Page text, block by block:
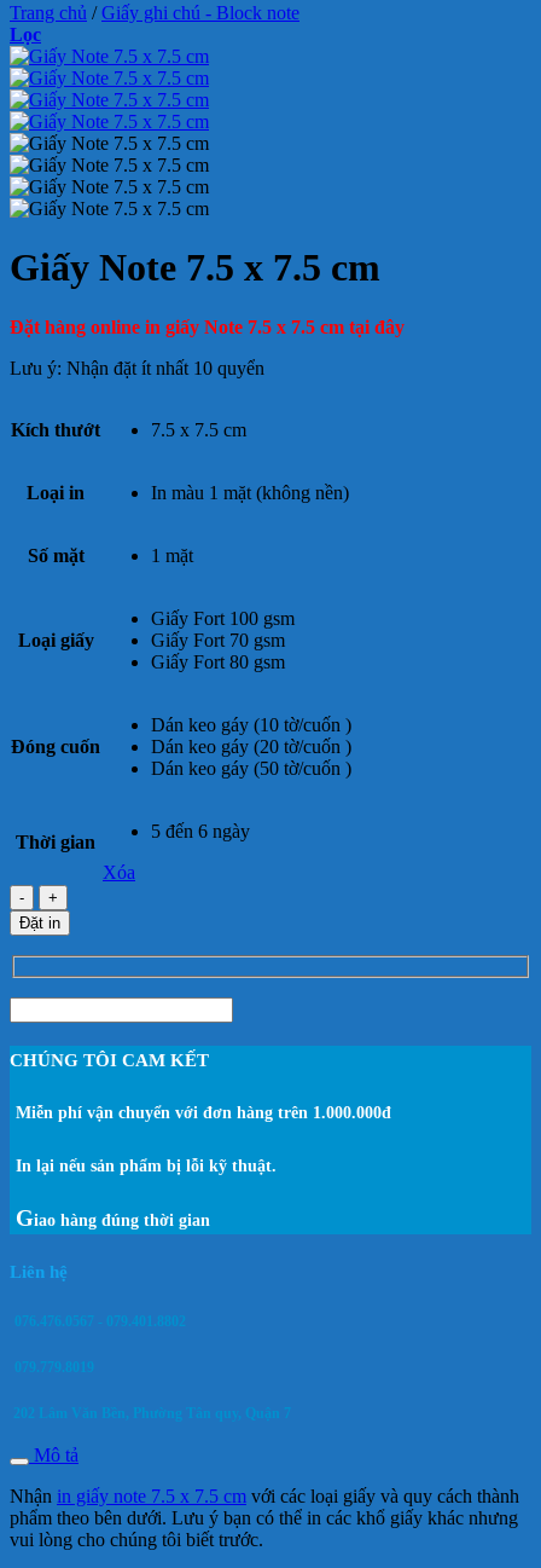
Trang chủ / Giấy ghi chú - Block note
Lọc
Giấy Note 7.5 x 7.5 cm
Đặt hàng online in giấy Note 7.5 x 7.5 cm tại đây
Lưu ý: Nhận đặt ít nhất 10 quyển
Kích thướt 7.5 x 7.5 cm
Loại in In màu 1 mặt (không nền)
Số mặt 1 mặt
Loại giấy
Giấy Fort 100 gsm
Giấy Fort 70 gsm
Giấy Fort 80 gsm
Đóng cuốn
Dán keo gáy (10 tờ/cuốn )
Dán keo gáy (20 tờ/cuốn )
Dán keo gáy (50 tờ/cuốn )
Thời gian
5 đến 6 ngày
Xóa
Giấy
Note
7.5
x
7.5
cm
Đặt in
CHÚNG TÔI CAM KẾT
Miễn phí vận chuyển với đơn hàng trên 1.000.000đ
In lại nếu sản phẩm bị lỗi kỹ thuật.
Giao hàng đúng thời gian
Liên hệ
076.476.0567 - 079.401.8802
079.779.8019
202 Lâm Văn Bền, Phường Tân quy, Quận 7
Mô tả
Nhận in giấy note 7.5 x 7.5 cm với các loại giấy và quy cách thành
phẩm theo bên dưới. Lưu ý bạn có thể in các khổ giấy khác nhưng
vui lòng cho chúng tôi biết trước.